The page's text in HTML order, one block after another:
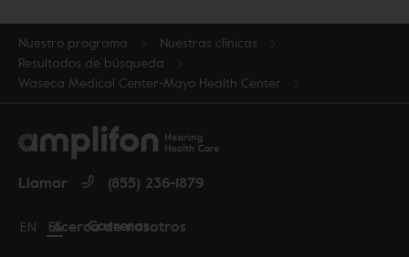
Nuestro programa
Nuestras clínicas
Resultados de búsqueda
Waseca Medical Center-Mayo Health Center
Acerca de nosotros
Carreras
Llamar (855) 236-1879
Change language to English
EN Cambiar idioma a español
ES